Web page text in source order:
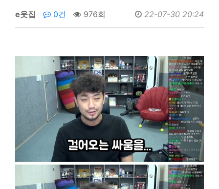
e웃집 0건 976회 22-07-30 20:24